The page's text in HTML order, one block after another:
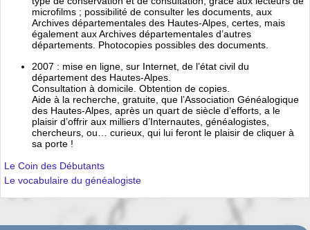
microfilms ; possibilité de consulter les documents, aux
Archives départementales des Hautes-Alpes, certes, mais
également aux Archives départementales d’autres
départements. Photocopies possibles des documents.
2007 : mise en ligne, sur Internet, de l’état civil du
département des Hautes-Alpes.
Consultation à domicile. Obtention de copies.
Aide à la recherche, gratuite, que l’Association Généalogique
des Hautes-Alpes, après un quart de siècle d’efforts, a le
plaisir d’offrir aux milliers d’Internautes, généalogistes,
chercheurs, ou… curieux, qui lui feront le plaisir de cliquer à
sa porte !
Le Coin des Débutants
Le vocabulaire du généalogiste